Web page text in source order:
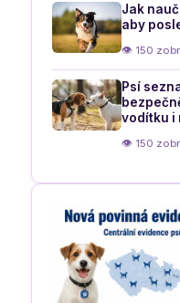
Jak
aby
👁 150
Psí
vodítku i
👁 150